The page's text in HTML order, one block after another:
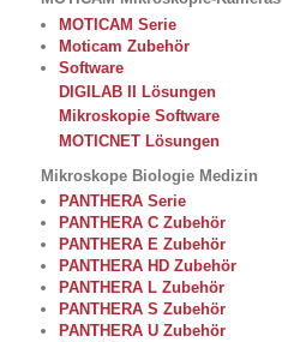
MOTICAM Serie
Moticam Zubehör
Software
DIGILAB II Lösungen
Mikroskopie Software
MOTICNET Lösungen
Mikroskope Biologie Medizin
PANTHERA Serie
PANTHERA C Zubehör
PANTHERA E Zubehör
PANTHERA HD Zubehör
PANTHERA L Zubehör
PANTHERA S Zubehör
PANTHERA U Zubehör